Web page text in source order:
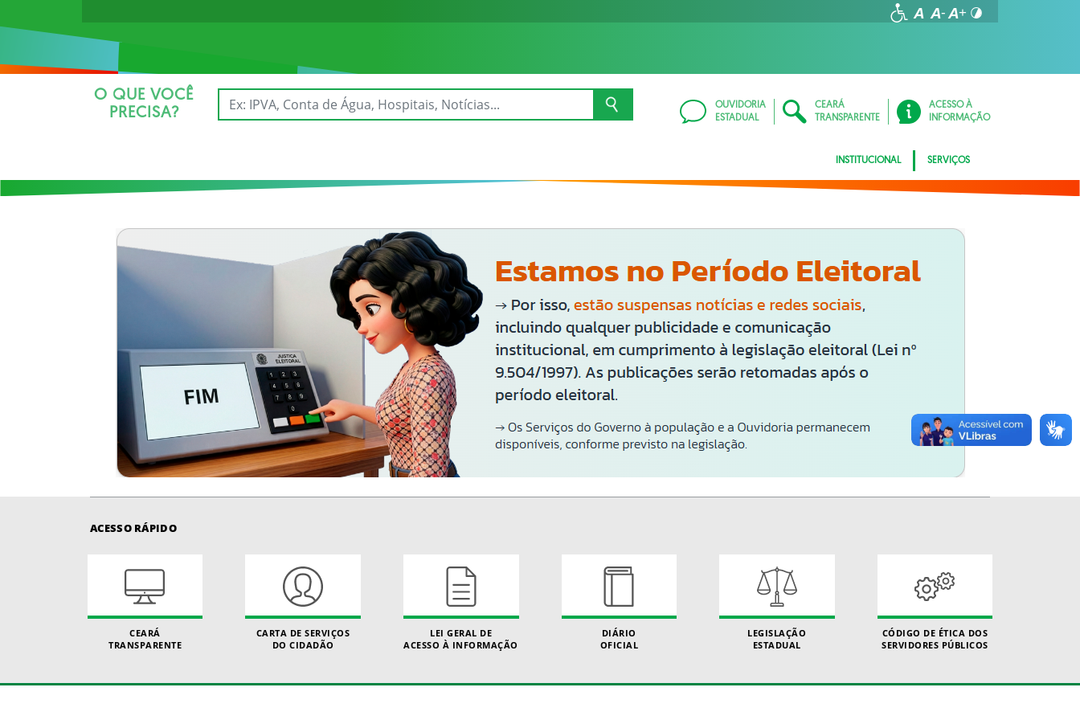
O QUE VOCÊ
PRECISA?
OUVIDORIA
ESTADUAL
CEARÁ
TRANSPARENTE
ACESSO À
INFORMAÇÃO
INSTITUCIONAL SERVIÇOS
ACESSO RÁPIDO
CEARÁ
TRANSPARENTE
CARTA DE SERVIÇOS
DO CIDADÃO
LEI GERAL DE
ACESSO À INFORMAÇÃO
DIÁRIO
OFICIAL
LEGISLAÇÃO
ESTADUAL
CÓDIGO DE ÉTICA DOS
SERVIDORES PÚBLICOS